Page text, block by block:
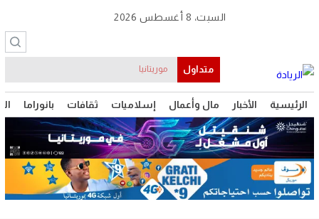
الرئيسية الأخبار مال وأعمال إسلاميات ثقافات بانوراما
السبت، 8 أغسطس 2026
متداول موريتانيا